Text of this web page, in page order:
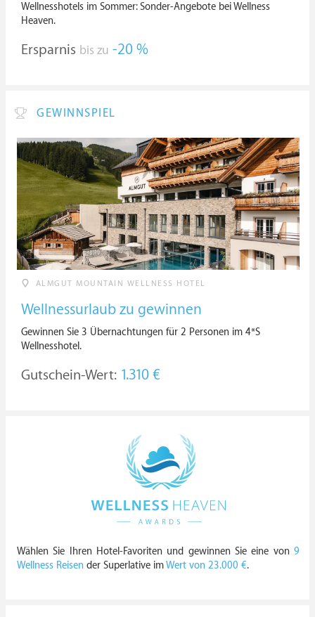
Wellnesshotels im Sommer: Sonder-Angebote bei Wellness
Heaven.
Ersparnis bis zu -20 %
GEWINNSPIEL
ALMGUT MOUNTAIN WELLNESS HOTEL
Wellnessurlaub zu gewinnen
Gewinnen Sie 3 Übernachtungen für 2 Personen im 4*S
Wellnesshotel.
Gutschein-Wert: 1.310 €
Wählen Sie Ihren Hotel-Favoriten und gewinnen Sie eine von 9
Wellness Reisen der Superlative imWert von 23.000 €.